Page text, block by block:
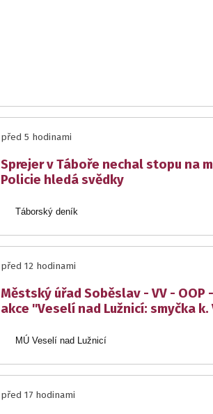
před 5 hodinami
Sprejer v Táboře nechal stopu na
Policie hledá svědky
Táborský deník
před 12 hodinami
Městský úřad Soběslav - VV -
akce "Veselí nad Lužnicí: smyčka
MÚ Veselí nad Lužnicí
před 17 hodinami